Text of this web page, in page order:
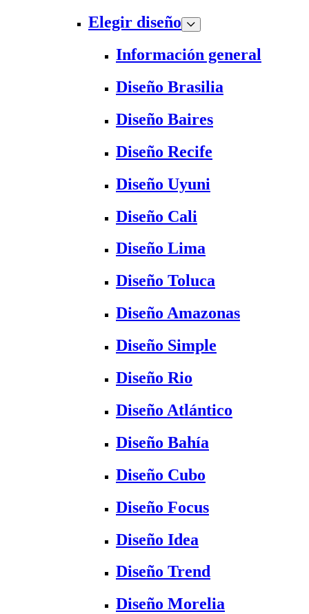
Elegir diseño
Información general
Diseño Brasilia
Diseño Baires
Diseño Recife
Diseño Uyuni
Diseño Cali
Diseño Lima
Diseño Toluca
Diseño Amazonas
Diseño Simple
Diseño Rio
Diseño Atlántico
Diseño Bahía
Diseño Cubo
Diseño Focus
Diseño Idea
Diseño Trend
Diseño Morelia